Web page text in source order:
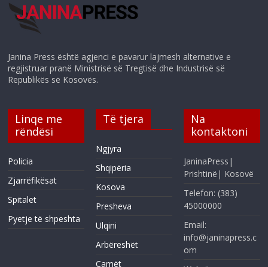
Janina Press është agjenci e pavarur lajmesh alternative e
regjistruar pranë Ministrisë së Tregtisë dhe Industrisë së
Republikës së Kosovës.
Linqe me
rëndësi
Policia
Zjarrëfikësat
Spitalet
Pyetje të shpeshta
Të tjera
Ngjyra
Shqipëria
Kosova
Presheva
Ulqini
Arbëreshët
Çamët
Na
kontaktoni
JaninaPress|
Prishtinë| Kosovë
Telefon: (383)
45000000
Email:
info@janinapress.c
om